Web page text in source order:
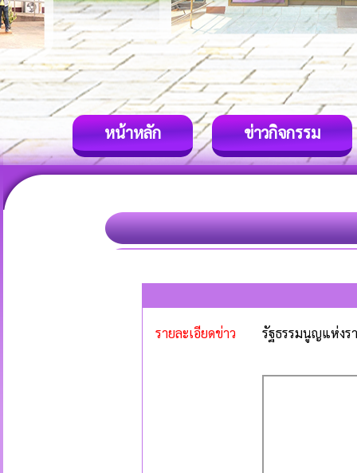
หน้าหลัก ข่าวกิจกรรม
รายละเอียดข่าว รัฐธรรมนูญแห่งร